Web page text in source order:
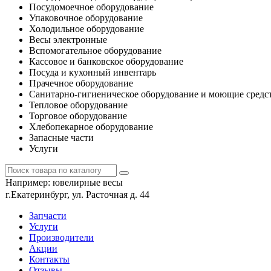
Посудомоечное оборудование
Упаковочное оборудование
Холодильное оборудование
Весы электронные
Вспомогательное оборудование
Кассовое и банковское оборудование
Посуда и кухонный инвентарь
Прачечное оборудование
Санитарно-гигиеническое оборудование и моющие
Тепловое оборудование
Торговое оборудование
Хлебопекарное оборудование
Запасные части
Услуги
Например: ювелирные весы
г.Екатеринбург, ул. Расточная д. 44
Запчасти
Услуги
Производители
Акции
Контакты